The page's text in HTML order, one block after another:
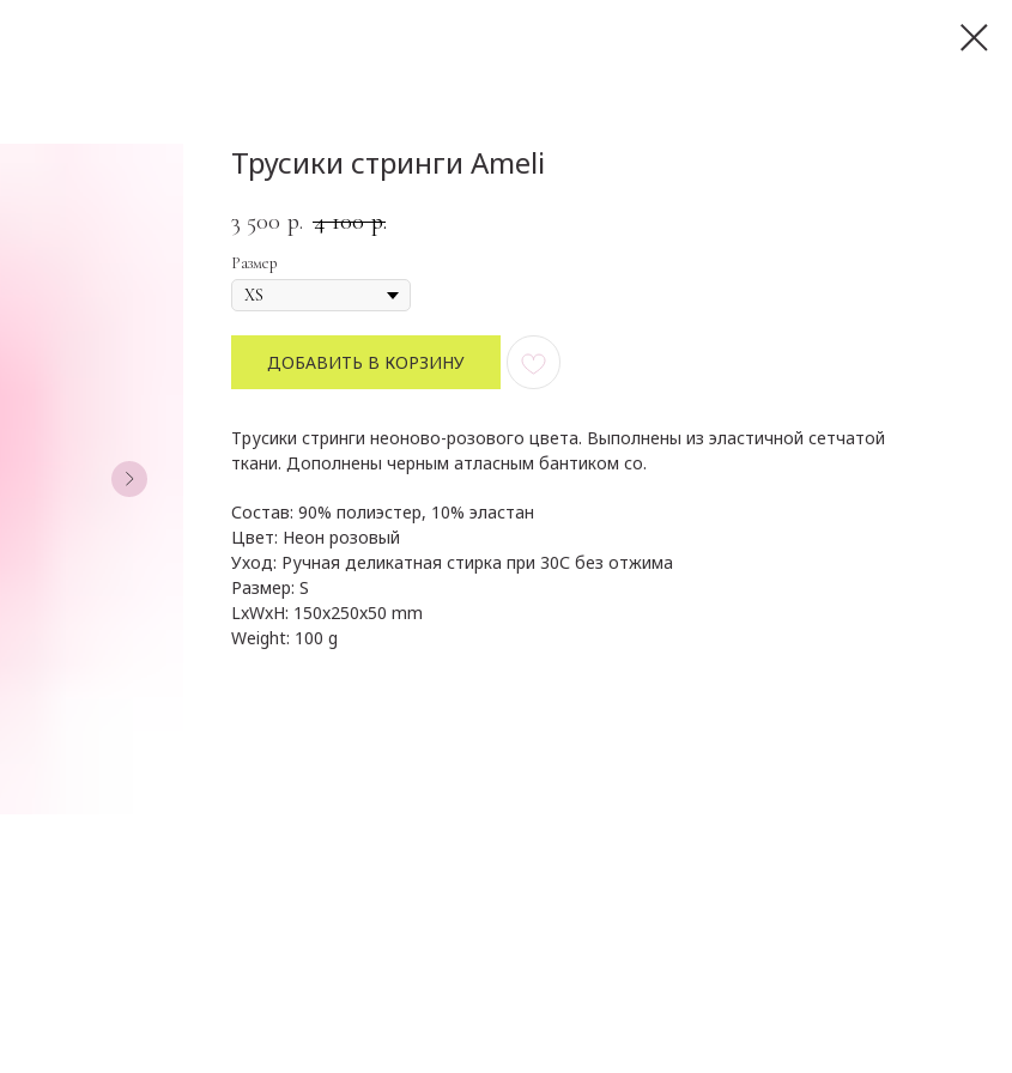
Трусики стринги Ameli
3 500 р. 4 100 р.
Размер
ДОБАВИТЬ В КОРЗИНУ
Трусики стринги неоново-розового цвета. Выполнены из эластичной сетчатой
ткани. Дополнены черным атласным бантиком со.
Состав: 90% полиэстер, 10% эластан
Цвет: Неон розовый
Уход: Ручная деликатная стирка при 30С без отжима
Размер: S
LxWxH: 150x250x50 mm
Weight: 100 g